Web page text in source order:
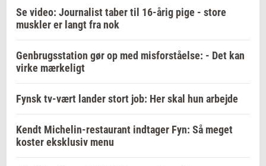
Se video: Journalist taber til 16-årig pige - store
muskler er langt fra nok
Genbrugsstation gør op med misforståelse: - Det kan
virke mærkeligt
Fynsk tv-vært lander stort job: Her skal hun arbejde
Kendt Michelin-restaurant indtager Fyn: Så meget
koster eksklusiv menu